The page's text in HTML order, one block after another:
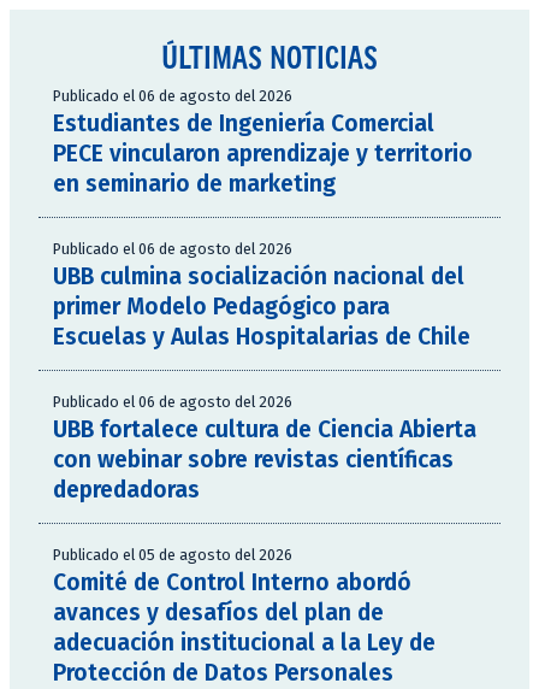
ÚLTIMAS NOTICIAS
Publicado el 06 de agosto del 2026
Estudiantes de Ingeniería Comercial
PECE vincularon aprendizaje y territorio
en seminario de marketing
Publicado el 06 de agosto del 2026
UBB culmina socialización nacional del
primer Modelo Pedagógico para
Escuelas y Aulas Hospitalarias de Chile
Publicado el 06 de agosto del 2026
UBB fortalece cultura de Ciencia Abierta
con webinar sobre revistas científicas
depredadoras
Publicado el 05 de agosto del 2026
Comité de Control Interno abordó
avances y desafíos del plan de
adecuación institucional a la Ley de
Protección de Datos Personales